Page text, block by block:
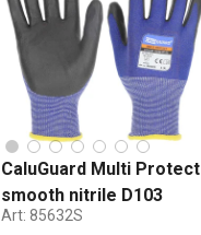
CaluGuard Multi Protect
smooth nitrile D103
snijbestendige
Art: 85632S